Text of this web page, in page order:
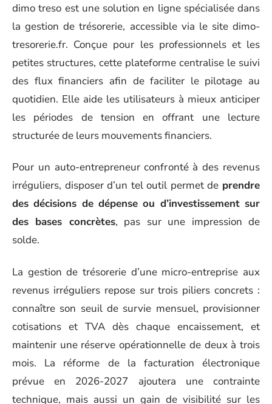
dimo treso est une solution en ligne spécialisée dans
la gestion de trésorerie, accessible via le site dimo-
tresorerie.fr. Conçue pour les professionnels et les
petites structures, cette plateforme centralise le suivi
des flux financiers afin de faciliter le pilotage au
quotidien. Elle aide les utilisateurs à mieux anticiper
les périodes de tension en offrant une lecture
structurée de leurs mouvements financiers.
Pour un auto-entrepreneur confronté à des revenus
irréguliers, disposer d’un tel outil permet de prendre
des décisions de dépense ou d’investissement sur
des bases concrètes, pas sur une impression de
solde.
La gestion de trésorerie d’une micro-entreprise aux
revenus irréguliers repose sur trois piliers concrets :
connaître son seuil de survie mensuel, provisionner
cotisations et TVA dès chaque encaissement, et
maintenir une réserve opérationnelle de deux à trois
mois. La réforme de la facturation électronique
prévue en 2026-2027 ajoutera une contrainte
technique, mais aussi un gain de visibilité sur les